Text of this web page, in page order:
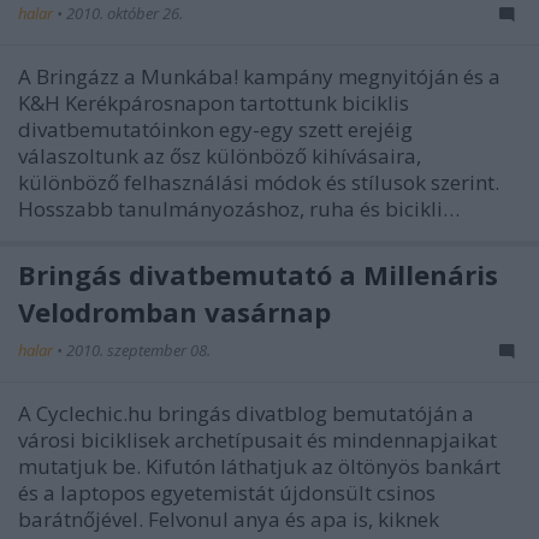
halar • 2010. október 26.
A Bringázz a Munkába! kampány megnyitóján és a
K&H Kerékpárosnapon tartottunk biciklis
divatbemutatóinkon egy-egy szett erejéig
válaszoltunk az ősz különböző kihívásaira,
különböző felhasználási módok és stílusok szerint.
Hosszabb tanulmányozáshoz, ruha és bicikli…
Bringás divatbemutató a Millenáris
Velodromban vasárnap
halar • 2010. szeptember 08.
A Cyclechic.hu bringás divatblog bemutatóján a
városi biciklisek archetípusait és mindennapjaikat
mutatjuk be. Kifutón láthatjuk az öltönyös bankárt
és a laptopos egyetemistát újdonsült csinos
barátnőjével. Felvonul anya és apa is, kiknek